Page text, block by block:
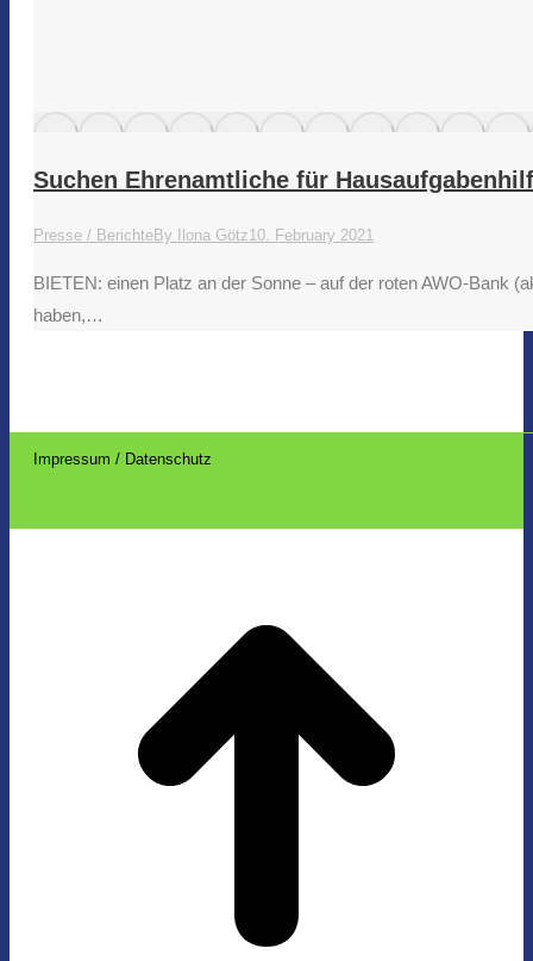
Suchen Ehrenamtliche für
Presse / BerichteBy Ilona Götz10. February 2021
BIETEN: einen Platz an der Sonne – auf der roten AWO-Bank
haben,…
Impressum / Datenschutz